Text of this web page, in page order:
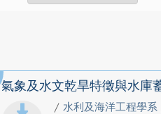
氣象及水文乾旱特徵與水庫
/ 水利及海洋工程學系